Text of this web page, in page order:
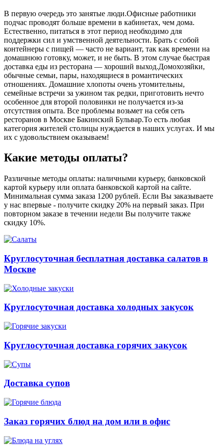
В первую очередь это занятые люди.Офисные работники
подчас проводят больше времени в кабинетах, чем дома.
Естественно, питаться в этот период необходимо для
поддержки сил и умственной деятельности. Брать с собой
контейнеры с пищей ― часто не вариант, так как времени на
домашнюю готовку, может, и не быть. В этом случае быстрая
доставка еды из ресторана ― хороший выход.Домохозяйки,
обычные семьи, пары, находящиеся в романтических
отношениях. Домашние хлопоты очень утомительны,
семейные встречи за ужином так редки, приготовить нечто
особенное для второй половинки не получается из-за
отсутствия опыта. Все проблемы возьмет на себя сеть
ресторанов в Москве Бакинский Бульвар.То есть любая
категория жителей столицы нуждается в наших услугах. И мы
их с удовольствием оказываем!
Какие методы оплаты?
Различные методы оплаты: наличными курьеру, банковской
картой курьеру или оплата банковской картой на сайте.
Минимальная сумма заказа 1200 рублей. Если Вы заказываете
у нас впервые - получите скидку 20% на первый заказ. При
повторном заказе в течении недели Вы получите также
скидку 10%.
Круглосуточная бесплатная доставка салатов в
Москве
Круглосуточная доставка холодных закусок
Круглосуточная доставка горячих закусок
Доставка супов
Заказ горячих блюд на дом или в офис